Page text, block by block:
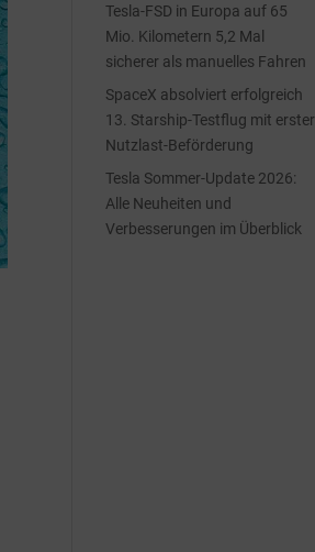
Tesla-FSD in Europa auf 65
Mio. Kilometern 5,2 Mal
sicherer als manuelles Fahren
SpaceX absolviert erfolgreich
13. Starship-Testflug mit erster
Nutzlast-Beförderung
Tesla Sommer-Update 2026:
Alle Neuheiten und
Verbesserungen im Überblick